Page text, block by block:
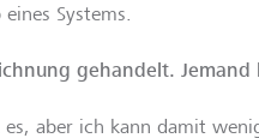
Systems.
gehandelt.
aber ich kann damit